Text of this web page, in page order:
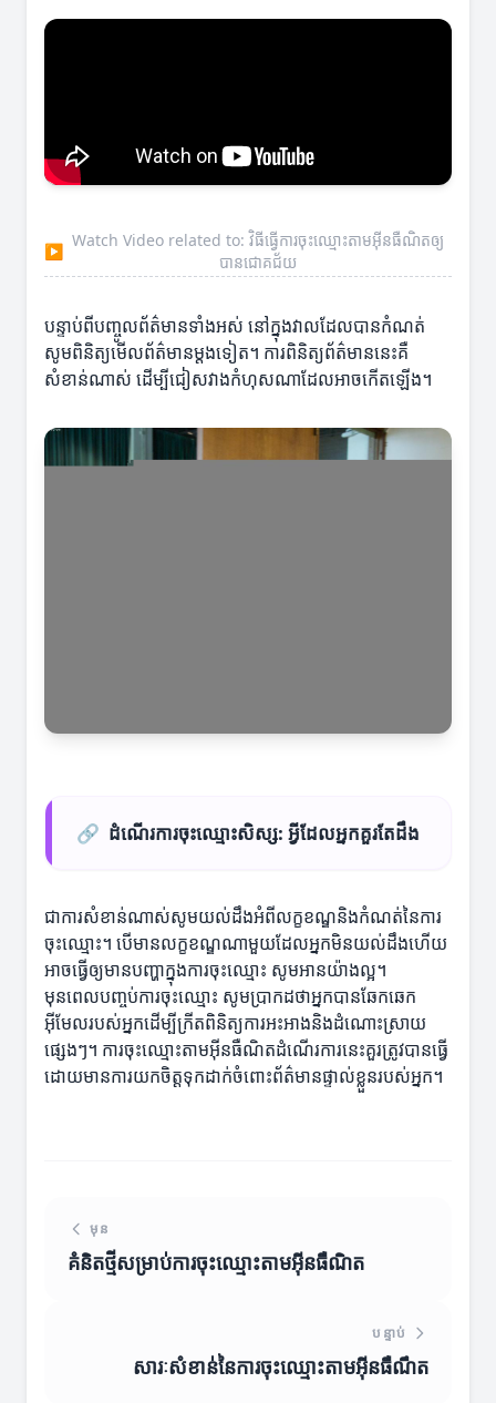
▶
Watch Video related to: វិធីធ្វើការចុះឈ្មោះតាមអ៊ីនធឺណិតឲ្យ
បានជោគជ័យ
បន្ទាប់ពីបញ្ចូលព័ត៌មានទាំងអស់ នៅក្នុងវាលដែលបានកំណត់
សូមពិនិត្យមើលព័ត៌មានម្តងទៀត។ ការពិនិត្យព័ត៌មាននេះគឺ
សំខាន់ណាស់ ដើម្បីជៀសវាងកំហុសណាដែលអាចកើតឡើង។
🔗 ដំណើរការចុះឈ្មោះសិស្ស: អ្វីដែលអ្នកគួរតែដឹង
ជាការសំខាន់ណាស់សូមយល់ដឹងអំពីលក្ខខណ្ឌនិងកំណត់នៃការ
ចុះឈ្មោះ។ បើមានលក្ខខណ្ឌណាមួយដែលអ្នកមិនយល់ដឹងហើយ
អាចធ្វើឲ្យមានបញ្ហាក្នុងការចុះឈ្មោះ សូមអានយ៉ាងល្អ។
មុនពេលបញ្ចប់ការចុះឈ្មោះ សូមប្រាកដថាអ្នកបានឆែកឆេក
អ៊ីមែលរបស់អ្នកដើម្បីក្រីតពិនិត្យការអះអាងនិងដំណោះស្រាយ
ផ្សេងៗ។ ការចុះឈ្មោះតាមអ៊ីនធឺណិតដំណើរការនេះគួរត្រូវបានធ្វើ
ដោយមានការយកចិត្តទុកដាក់ចំពោះព័ត៌មានផ្ទាល់ខ្លួនរបស់អ្នក។
មុន
គំនិតថ្មីសម្រាប់ការចុះឈ្មោះតាមអ៊ីនធឺណិត
បន្ទាប់
សារៈសំខាន់នៃការចុះឈ្មោះតាមអ៊ីនធឺណឹត